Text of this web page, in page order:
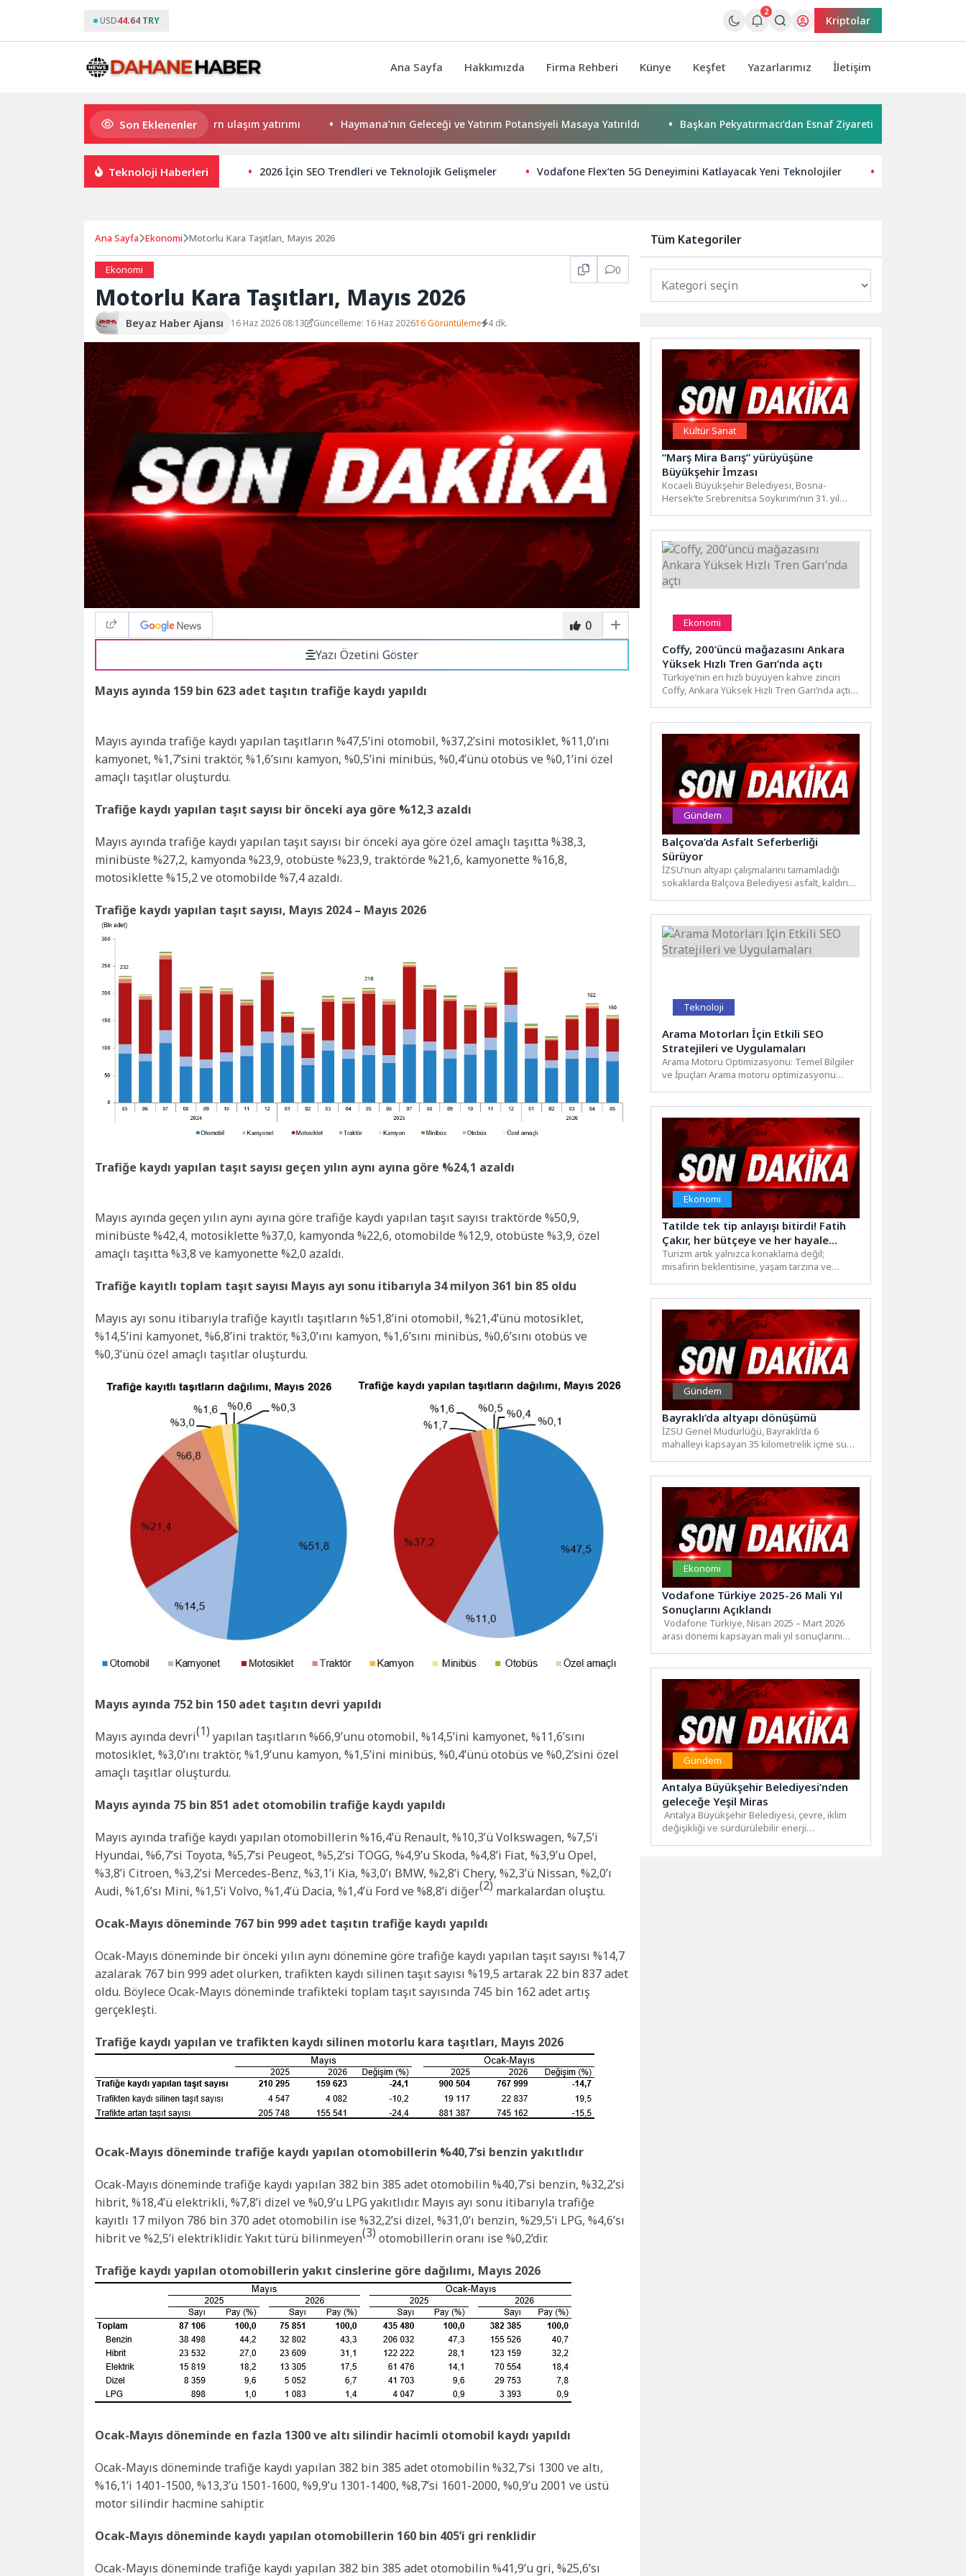
USD44.64 TRY
2
Kriptolar
Ana Sayfa Hakkımızda Firma Rehberi Künye Keşfet Yazarlarımız İletişim
Son Eklenenler
Büyükşehir’den Darıca’ya modern ulaşım yatırımı Haymana’nın Geleceği ve Yatırım Potansiyeli Masaya Yatırıldı Başkan Pekyatırmacı’dan Esnaf Ziyareti Çocuklar boyadı,
Teknoloji Haberleri 2026 İçin SEO Trendleri ve Teknolojik Gelişmeler Vodafone Flex’ten 5G Deneyimini Katlayacak Yeni Teknolojiler
Ana Sayfa Ekonomi Motorlu Kara Taşıtları, Mayıs 2026
Ekonomi 0
Motorlu Kara Taşıtları, Mayıs 2026
Beyaz Haber Ajansı 16 Haz 2026 08:13 Güncelleme: 16 Haz 202616 Görüntüleme 4 dk.
0
Yazı Özetini Göster
Mayıs ayında 159 bin 623 adet taşıtın trafiğe kaydı yapıldı
Mayıs ayında trafiğe kaydı yapılan taşıtların %47,5’ini otomobil, %37,2’sini motosiklet, %11,0’ını
kamyonet, %1,7’sini traktör, %1,6’sını kamyon, %0,5’ini minibüs, %0,4’ünü otobüs ve %0,1’ini özel
amaçlı taşıtlar oluşturdu.
Trafiğe kaydı yapılan taşıt sayısı bir önceki aya göre %12,3 azaldı
Mayıs ayında trafiğe kaydı yapılan taşıt sayısı bir önceki aya göre özel amaçlı taşıtta %38,3,
minibüste %27,2, kamyonda %23,9, otobüste %23,9, traktörde %21,6, kamyonette %16,8,
motosiklette %15,2 ve otomobilde %7,4 azaldı.
Trafiğe kaydı yapılan taşıt sayısı, Mayıs 2024 – Mayıs 2026
Trafiğe kaydı yapılan taşıt sayısı geçen yılın aynı ayına göre %24,1 azaldı
Mayıs ayında geçen yılın aynı ayına göre trafiğe kaydı yapılan taşıt sayısı traktörde %50,9,
minibüste %42,4, motosiklette %37,0, kamyonda %22,6, otomobilde %12,9, otobüste %3,9, özel
amaçlı taşıtta %3,8 ve kamyonette %2,0 azaldı.
Trafiğe kayıtlı toplam taşıt sayısı Mayıs ayı sonu itibarıyla 34 milyon 361 bin 85 oldu
Mayıs ayı sonu itibarıyla trafiğe kayıtlı taşıtların %51,8’ini otomobil, %21,4’ünü motosiklet,
%14,5’ini kamyonet, %6,8’ini traktör, %3,0’ını kamyon, %1,6’sını minibüs, %0,6’sını otobüs ve
%0,3’ünü özel amaçlı taşıtlar oluşturdu.
Mayıs ayında 752 bin 150 adet taşıtın devri yapıldı
Mayıs ayında devri(1) yapılan taşıtların %66,9’unu otomobil, %14,5’ini kamyonet, %11,6’sını
motosiklet, %3,0’ını traktör, %1,9’unu kamyon, %1,5’ini minibüs, %0,4’ünü otobüs ve %0,2’sini özel
amaçlı taşıtlar oluşturdu.
Mayıs ayında 75 bin 851 adet otomobilin trafiğe kaydı yapıldı
Mayıs ayında trafiğe kaydı yapılan otomobillerin %16,4’ü Renault, %10,3’ü Volkswagen, %7,5’i
Hyundai, %6,7’si Toyota, %5,7’si Peugeot, %5,2’si TOGG, %4,9’u Skoda, %4,8’i Fiat, %3,9’u Opel,
%3,8’i Citroen, %3,2’si Mercedes-Benz, %3,1’i Kia, %3,0’ı BMW, %2,8’i Chery, %2,3’ü Nissan, %2,0’ı
Audi, %1,6’sı Mini, %1,5’i Volvo, %1,4’ü Dacia, %1,4’ü Ford ve %8,8’i diğer(2) markalardan oluştu.
Ocak-Mayıs döneminde 767 bin 999 adet taşıtın trafiğe kaydı yapıldı
Ocak-Mayıs döneminde bir önceki yılın aynı dönemine göre trafiğe kaydı yapılan taşıt sayısı %14,7
azalarak 767 bin 999 adet olurken, trafikten kaydı silinen taşıt sayısı %19,5 artarak 22 bin 837 adet
oldu. Böylece Ocak-Mayıs döneminde trafikteki toplam taşıt sayısında 745 bin 162 adet artış
gerçekleşti.
Trafiğe kaydı yapılan ve trafikten kaydı silinen motorlu kara taşıtları, Mayıs 2026
Ocak-Mayıs döneminde trafiğe kaydı yapılan otomobillerin %40,7’si benzin yakıtlıdır
Ocak-Mayıs döneminde trafiğe kaydı yapılan 382 bin 385 adet otomobilin %40,7’si benzin, %32,2’si
hibrit, %18,4’ü elektrikli, %7,8’i dizel ve %0,9’u LPG yakıtlıdır. Mayıs ayı sonu itibarıyla trafiğe
kayıtlı 17 milyon 786 bin 370 adet otomobilin ise %32,2’si dizel, %31,0’ı benzin, %29,5’i LPG, %4,6’sı
hibrit ve %2,5’i elektriklidir. Yakıt türü bilinmeyen(3) otomobillerin oranı ise %0,2’dir.
Trafiğe kaydı yapılan otomobillerin yakıt cinslerine göre dağılımı, Mayıs 2026
Ocak-Mayıs döneminde en fazla 1300 ve altı silindir hacimli otomobil kaydı yapıldı
Ocak-Mayıs döneminde trafiğe kaydı yapılan 382 bin 385 adet otomobilin %32,7’si 1300 ve altı,
%16,1’i 1401-1500, %13,3’ü 1501-1600, %9,9’u 1301-1400, %8,7’si 1601-2000, %0,9’u 2001 ve üstü
motor silindir hacmine sahiptir.
Ocak-Mayıs döneminde kaydı yapılan otomobillerin 160 bin 405’i gri renklidir
Ocak-Mayıs döneminde trafiğe kaydı yapılan 382 bin 385 adet otomobilin %41,9’u gri, %25,6’sı
Tüm Kategoriler
Kültür Sanat
“Marş Mira Barış” yürüyüşüne
Büyükşehir İmzası
Kocaeli Büyükşehir Belediyesi, Bosna-
Hersek’te Srebrenitsa Soykırımı’nın 31. yıl
Ekonomi
Coffy, 200’üncü mağazasını Ankara
Yüksek Hızlı Tren Garı’nda açtı
Türkiye’nin en hızlı büyüyen kahve zinciri
Coffy, Ankara Yüksek Hızlı Tren Garı’nda açtığı
Gündem
Balçova’da Asfalt Seferberliği
Sürüyor
İZSU’nun altyapı çalışmalarını tamamladığı
sokaklarda Balçova Belediyesi asfalt, kaldırım
Teknoloji
Arama Motorları İçin Etkili SEO
Stratejileri ve Uygulamaları
Arama Motoru Optimizasyonu: Temel Bilgiler
ve İpuçları Arama motoru optimizasyonu
Ekonomi
Tatilde tek tip anlayışı bitirdi! Fatih
Çakır, her bütçeye ve her hayale
uygun tatil dünyası kurdu
Turizm artık yalnızca konaklama değil;
misafirin beklentisine, yaşam tarzına ve
Gündem
Bayraklı’da altyapı dönüşümü
İZSU Genel Müdürlüğü, Bayraklı’da 6
mahalleyi kapsayan 35 kilometrelik içme suyu
Ekonomi
Vodafone Türkiye 2025-26 Mali Yıl
Sonuçlarını Açıklandı
Vodafone Türkiye, Nisan 2025 – Mart 2026
arası dönemi kapsayan mali yıl sonuçlarını
Gündem
Antalya Büyükşehir Belediyesi’nden
geleceğe Yeşil Miras
Antalya Büyükşehir Belediyesi, çevre, iklim
değişikliği ve sürdürülebilir enerji